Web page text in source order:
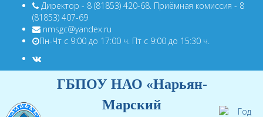
Директор - 8 (81853) 420-68. Приёмная комиссия - 8
(81853) 407-69
nmsgc@yandex.ru
Пн-Чт с 9:00 до 17:00 ч. Пт с 9:00 до 15:30 ч.
ГБПОУ НАО «Нарьян-
Марский